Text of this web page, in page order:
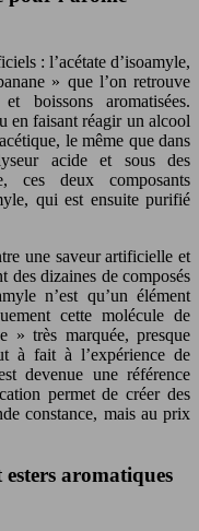
: l’acétate d’isoamyle,
» que l’on retrouve
boissons aromatisées.
en faisant réagir un alcool
le même que dans
acide et sous des
ces deux composants
qui est ensuite purifié
une saveur artificielle et
des dizaines de composés
n’est qu’un élément
cette molécule de
» très marquée, presque
à fait à l’expérience de
devenue une référence
permet de créer des
constance, mais au prix
aromatiques